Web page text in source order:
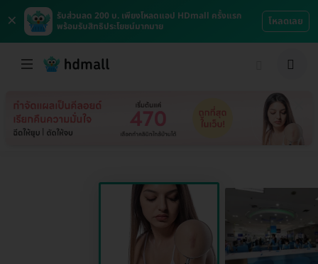
×
รับส่วนลด 200 บ. เพียงโหลดแอป HDmall ครั้งแรก
พร้อมรับสิทธิประโยชน์มากมาย
โหลดเลย